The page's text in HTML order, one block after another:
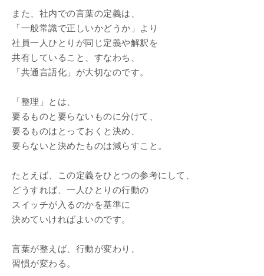
また、社内での言葉の定義は、
「一般常識で正しいかどうか」より
社員一人ひとりが同じ定義や解釈を
共有していること、すなわち、
「共通言語化」が大切なのです。
「整理」とは、
要るものと要らないものに分けて、
要るものはとっておくと決め、
要らないと決めたものは減らすこと。
たとえば、この定義をひとつの参考にして、
どうすれば、一人ひとりの行動の
スイッチが入るのかを基準に
決めていければよいのです。
言葉が整えば、行動が変わり、
習慣が変わる。